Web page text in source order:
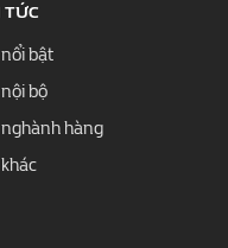
TỨC
bật
bộ
hàng